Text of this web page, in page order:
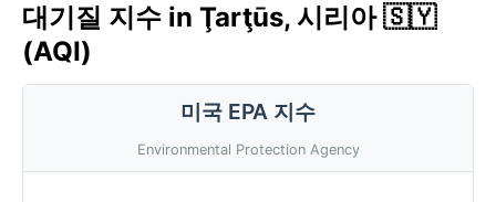
대기질 지수 in Ţarţūs, 시리아 🇸🇾
(AQI)
미국 EPA 지수
Environmental Protection Agency